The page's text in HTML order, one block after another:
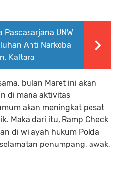
Pascasarjana UNW
Anti Narkoba
Kaltara
bulan Maret ini akan
di mana aktivitas
akan meningkat pesat
Maka dari itu, Ramp Check
di wilayah hukum Polda
penumpang, awak,